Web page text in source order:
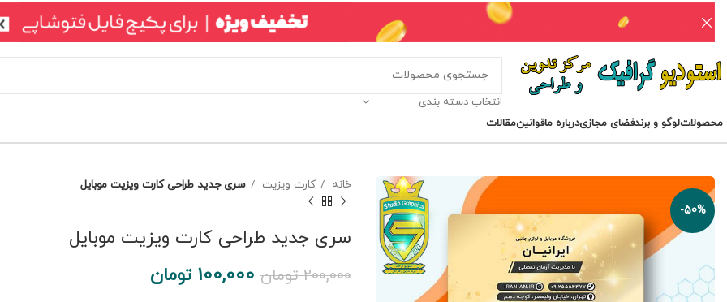
انتخاب دسته بندی
محصولاتلوگو و برندفضای مجازیدرباره ماقوانینمقالات
-50%
خانه کارت ویزیت سری جدید طراحی کارت ویزیت موبایل
سری جدید طراحی کارت ویزیت موبایل
200,000 تومان 100,000 تومان